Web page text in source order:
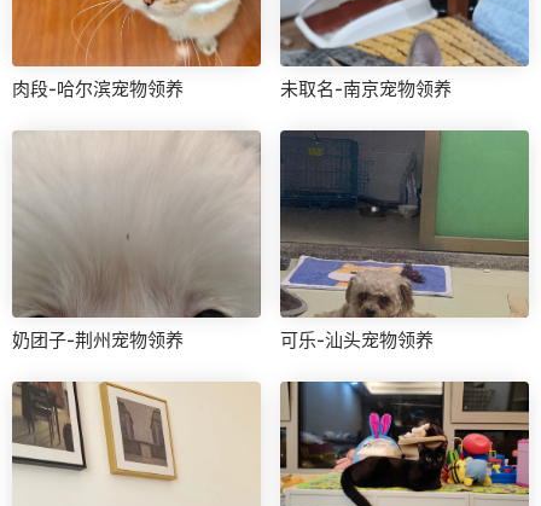
肉段-哈尔滨宠物领养 未取名-南京宠物领养
奶团子-荆州宠物领养 可乐-汕头宠物领养